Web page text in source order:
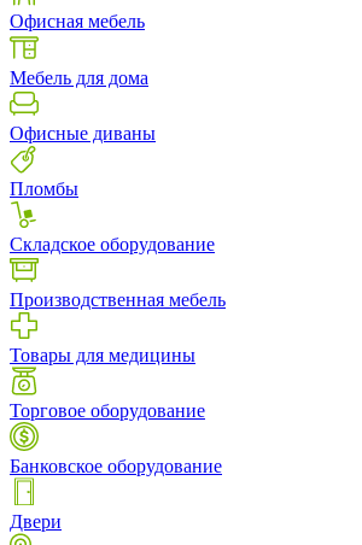
Офисная мебель
Мебель для дома
Офисные диваны
Пломбы
Складское оборудование
Производственная мебель
Товары для медицины
Торговое оборудование
Банковское оборудование
Двери